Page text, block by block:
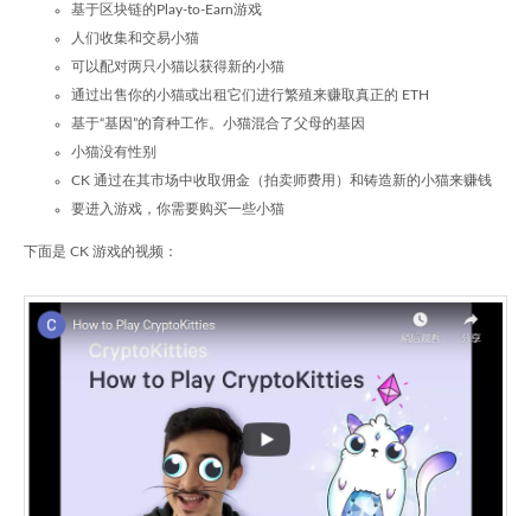
基于区块链的Play-to-Earn游戏
人们收集和交易小猫
可以配对两只小猫以获得新的小猫
通过出售你的小猫或出租它们进行繁殖来赚取真正的 ETH
基于“基因”的育种工作。小猫混合了父母的基因
小猫没有性别
CK 通过在其市场中收取佣金（拍卖师费用）和铸造新的小猫来赚钱
要进入游戏，你需要购买一些小猫
下面是 CK 游戏的视频：